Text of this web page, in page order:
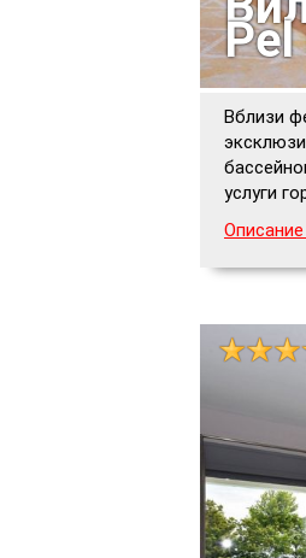
Pel
Вблизи
услуги